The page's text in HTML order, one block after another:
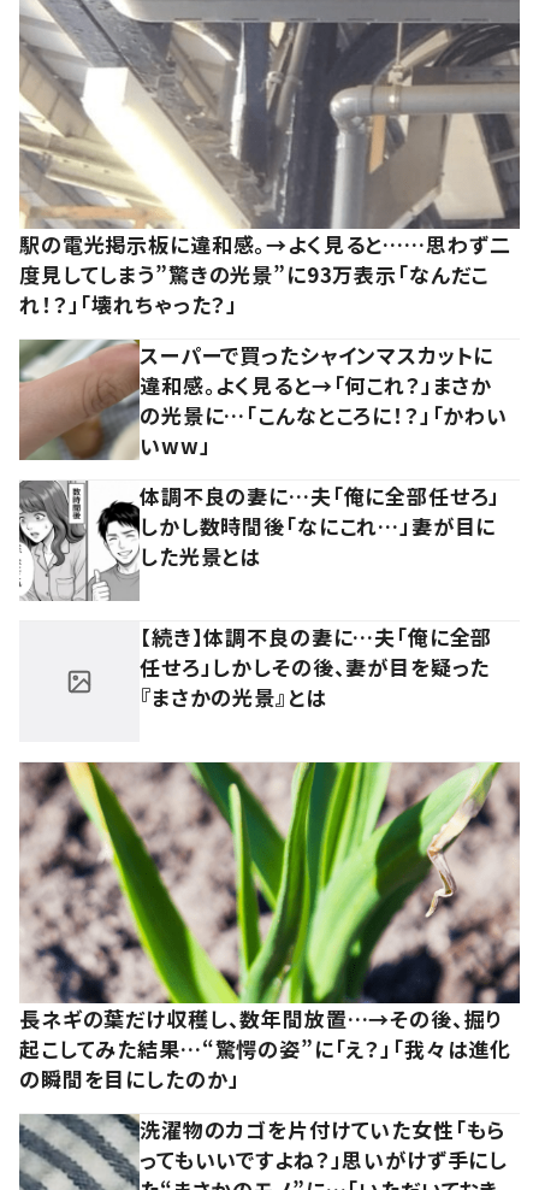
駅の電光掲示板に違和感。→よく見ると……思わず二
度見してしまう”驚きの光景”に93万表示「なんだこ
れ！？」「壊れちゃった？」
スーパーで買ったシャインマスカットに
違和感。よく見ると→「何これ？」まさか
の光景に…「こんなところに！？」「かわい
いww」
体調不良の妻に…夫「俺に全部任せろ」
しかし数時間後「なにこれ…」妻が目に
した光景とは
【続き】体調不良の妻に…夫「俺に全部
任せろ」しかしその後、妻が目を疑った
『まさかの光景』とは
長ネギの葉だけ収穫し、数年間放置…→その後、掘り
起こしてみた結果…“驚愕の姿”に「え？」「我々は進化
の瞬間を目にしたのか」
洗濯物のカゴを片付けていた女性「もら
ってもいいですよね？」思いがけず手にし